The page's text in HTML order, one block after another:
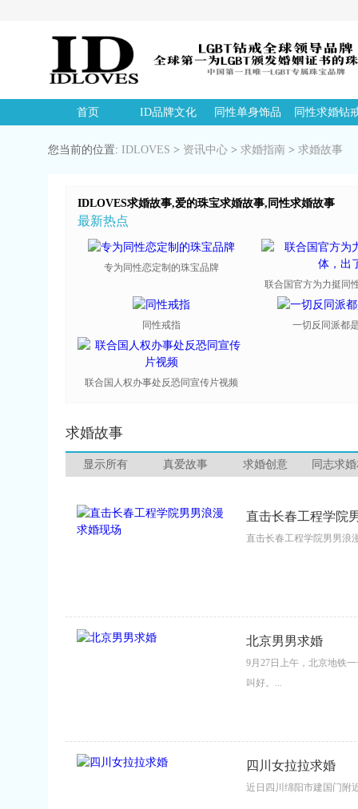
首页 ID品牌文化 同性单身饰品 同性求婚钻
您当前的位置: IDLOVES > 资讯中心 > 求婚指南 > 求婚故事
IDLOVES求婚故事,爱的珠宝求婚故事,同性求婚故事
最新热点
专为同性恋定制的珠宝品牌
联合国官方为力挺同
同性戒指 一切反同派都
联合国人权办事处反恐同宣传片视频
求婚故事
显示所有 真爱故事 求婚创意 同志求
直击长春工程学院
直击长春工程学院男男浪
北京男男求婚
9月27日上午，北京地铁
叫好。...
四川女拉拉求婚
近日四川绵阳市建国门附